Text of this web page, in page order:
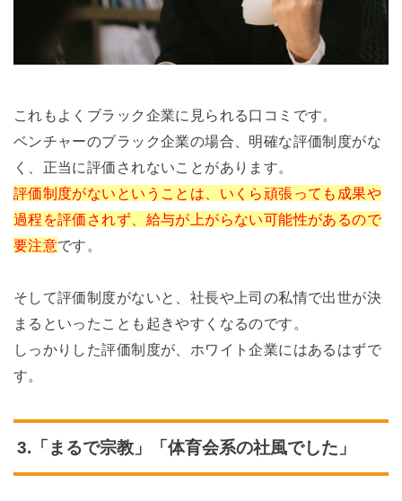
これもよくブラック企業に見られる口コミです。
ベンチャーのブラック企業の場合、明確な評価制度がな
く、正当に評価されないことがあります。
評価制度がないということは、いくら頑張っても成果や
過程を評価されず、給与が上がらない可能性があるので
要注意です。
そして評価制度がないと、社長や上司の私情で出世が決
まるといったことも起きやすくなるのです。
しっかりした評価制度が、ホワイト企業にはあるはずで
す。
3.「まるで宗教」「体育会系の社風でした」